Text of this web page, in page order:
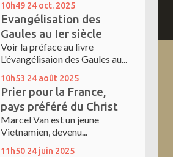
10h49 24 oct. 2025
Evangélisation des
Gaules au Ier siècle
Voir la préface au livre
L'évangélisaion des Gaules au...
10h53 24 août 2025
Prier pour la France,
pays préféré du Christ
Marcel Van est un jeune
Vietnamien, devenu...
11h50 24 juin 2025